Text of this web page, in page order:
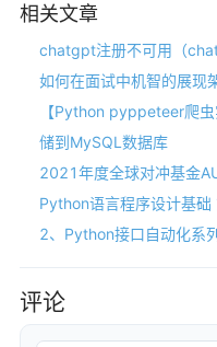
相关文章
chatgpt注册不可用（chat
如何在面试中机智的展现
【Python pyppeteer爬
储到MySQL数据库
2021年度全球对冲基金
Python语言程序设计基
2、Python接口自动化系
评论